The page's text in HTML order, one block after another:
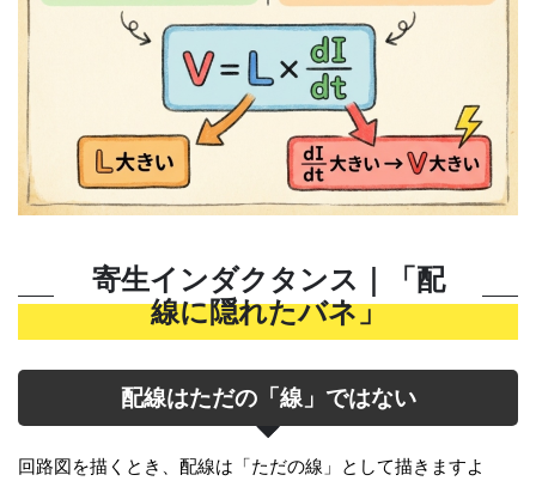
寄生インダクタンス｜「配
線に隠れたバネ」
配線はただの「線」ではない
回路図を描くとき、配線は「ただの線」として描きますよ